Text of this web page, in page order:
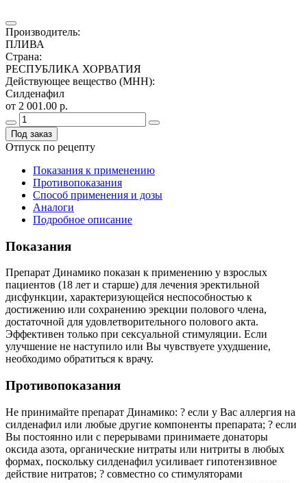
Производитель:
ПЛИВА
Страна:
РЕСПУБЛИКА ХОРВАТИЯ
Действующее вещество (МНН):
Силденафил
от 2 001.00 р.
Под заказ
Отпуск по рецепту
Показания к применению
Противопоказания
Способ применения и дозы
Аналоги
Подробное описание
Показания
Препарат Динамико показан к применению у взрослых
пациентов (18 лет и старше) для лечения эректильной
дисфункции, характеризующейся неспособностью к
достижению или сохранению эрекции полового члена,
достаточной для удовлетворительного полового акта.
Эффективен только при сексуальной стимуляции. Если
улучшение не наступило или Вы чувствуете ухудшение,
необходимо обратиться к врачу.
Противопоказания
Не принимайте препарат Динамико: ? если у Вас аллергия на
силденафил или любые другие компоненты препарата; ? если
Вы постоянно или с перерывами принимаете донаторы
оксида азота, органические нитраты или нитриты в любых
формах, поскольку силденафил усиливает гипотензивное
действие нитратов; ? совместно со стимуляторами